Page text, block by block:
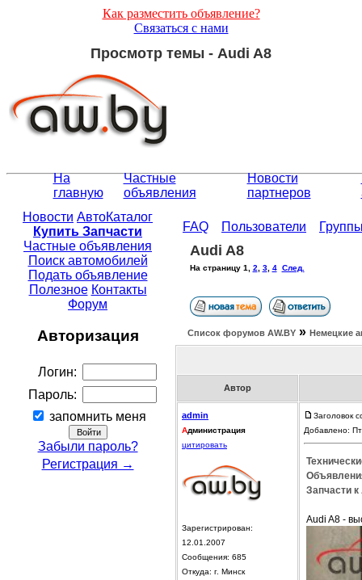
Как разместить объявление?
Связаться с нами
Просмотр темы - Audi A8
На
главную
Частные
объявления
Новости
партнеров
Новости АвтоКаталог
Купить Запчасти
Частные объявления
Поиск автомобилей
Подать объявление
Полезное Контакты
Форум
Авторизация
Логин:
Пароль:
запомнить меня
Забыли пароль?
Регистрация →
FAQ Пользователи
Audi A8
На страницу 1 2 3, 4 След.
Список форумов АW.BY » Немецкие
Автор
admin
Администрация
цитировать
Зарегистрирован:
12.01.2007
Сообщения: 685
Откуда: г. Минск
Заголовок
Добавлено:
Запчасти к
Audi A8 -